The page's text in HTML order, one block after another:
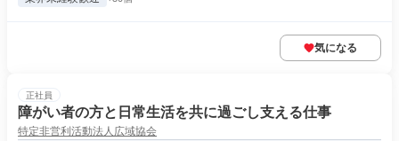
気になる
正社員
障がい者の方と日常生活を共に過ごし支える仕事
特定非営利活動法人広域協会